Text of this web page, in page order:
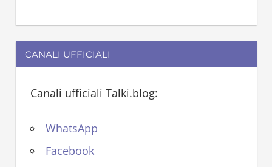
CANALI UFFICIALI
Canali ufficiali Talki.blog:
WhatsApp
Facebook